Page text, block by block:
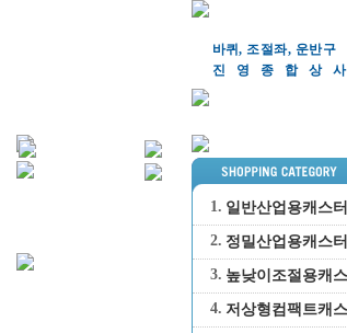
바퀴, 조절좌, 운반구
진영종합상 사
1. 일반산업용캐스터
2. 정밀산업용캐스터
3. 높낮이조절용캐
4. 저상형컴팩트캐